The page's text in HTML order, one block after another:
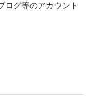
ログ等のアカウント